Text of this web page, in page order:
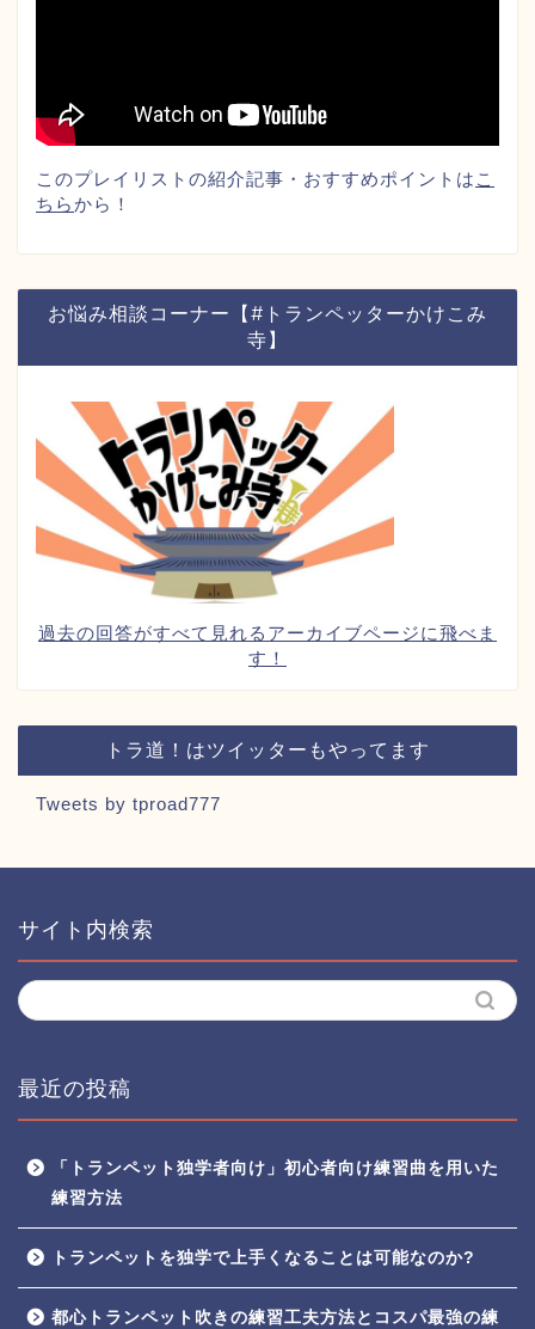
このプレイリストの紹介記事・おすすめポイントは こ
ちらから！
お悩み相談コーナー【#トランペッターかけこみ
寺】
過去の回答がすべて見れるアーカイブページに飛べま
す！
トラ道！はツイッターもやってます
Tweets by tproad777
サイト内検索
最近の投稿
「トランペット独学者向け」初心者向け練習曲を用いた
練習方法
トランペットを独学で上手くなることは可能なのか?
都心トランペット吹きの練習工夫方法とコスパ最強の練